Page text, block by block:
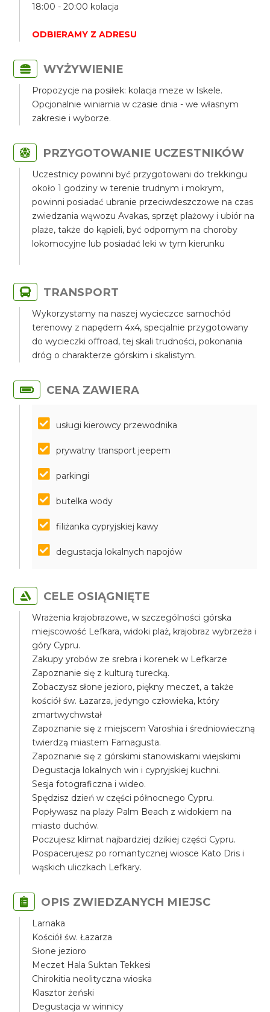
18:00 - 20:00 kolacja
ODBIERAMY Z ADRESU
WYŻYWIENIE
Propozycje na posiłek: kolacja meze w Iskele.
Opcjonalnie winiarnia w czasie dnia - we własnym
zakresie i wyborze.
PRZYGOTOWANIE UCZESTNIKÓW
Uczestnicy powinni być przygotowani do trekkingu
około 1 godziny w terenie trudnym i mokrym,
powinni posiadać ubranie przeciwdeszczowe na czas
zwiedzania wąwozu Avakas, sprzęt plażowy i ubiór na
plaże, także do kąpieli, być odpornym na choroby
lokomocyjne lub posiadać leki w tym kierunku
TRANSPORT
Wykorzystamy na naszej wycieczce samochód
terenowy z napędem 4x4, specjalnie przygotowany
do wycieczki offroad, tej skali trudności, pokonania
dróg o charakterze górskim i skalistym.
CENA ZAWIERA
usługi kierowcy przewodnika
prywatny transport jeepem
parkingi
butelka wody
filiżanka cypryjskiej kawy
degustacja lokalnych napojów
CELE OSIĄGNIĘTE
Wrażenia krajobrazowe, w szczególności górska
miejscowość Lefkara, widoki plaż, krajobraz wybrzeża i
góry Cypru.
Zakupy yrobów ze srebra i korenek w Lefkarze
Zapoznanie się z kulturą turecką.
Zobaczysz słone jezioro, piękny meczet, a także
kościół św. Łazarza, jedyngo człowieka, który
zmartwychwstał
Zapoznanie się z miejscem Varoshia i średniowieczną
twierdzą miastem Famagusta.
Zapoznanie się z górskimi stanowiskami wiejskimi
Degustacja lokalnych win i cypryjskiej kuchni.
Sesja fotograficzna i wideo.
Spędzisz dzień w części północnego Cypru.
Popływasz na plaży Palm Beach z widokiem na
miasto duchów.
Poczujesz klimat najbardziej dzikiej części Cypru.
Pospacerujesz po romantycznej wiosce Kato Dris i
wąskich uliczkach Lefkary.
OPIS ZWIEDZANYCH MIEJSC
Larnaka
Kościół św. Łazarza
Słone jezioro
Meczet Hala Suktan Tekkesi
Chirokitia neolityczna wioska
Klasztor żeński
Degustacja w winnicy